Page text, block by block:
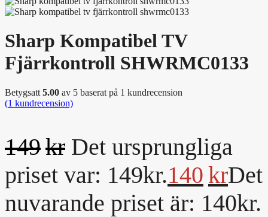
Sharp Kompatibel TV
Fjärrkontroll SHWRMC0133
Betygsatt 5.00 av 5 baserat på 1 kundrecension
(1 kundrecension)
149kr Det ursprungliga
priset var: 149kr.140 krDet
nuvarande priset är: 140kr.